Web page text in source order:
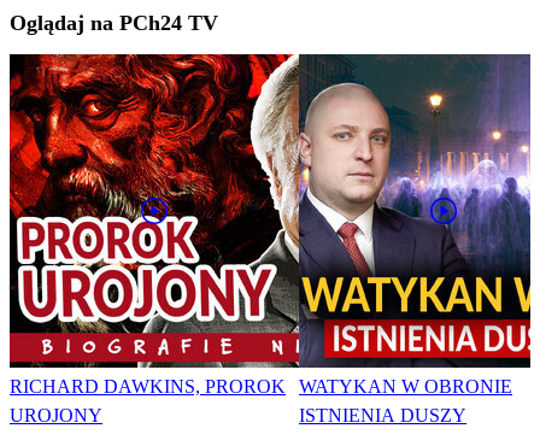
Oglądaj na PCh24 TV
RICHARD DAWKINS, PROROK
UROJONY
WATYKAN W OBRONIE
ISTNIENIA DUSZY